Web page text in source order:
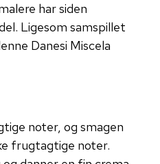
har siden
Ligesom samspillet
Danesi Miscela
noter, og smagen
frugtagtige noter.